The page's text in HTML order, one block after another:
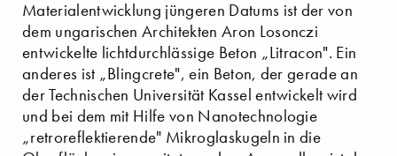
Materialentwicklung jüngeren Datums ist der von
dem ungarischen Architekten Aron Losonczi
entwickelte lichtdurchlässige Beton „Litracon". Ein
anderes ist „Blingcrete", ein Beton, der gerade an
der Technischen Universität Kassel entwickelt wird
und bei dem mit Hilfe von Nanotechnologie
„retroreflektierende" Mikroglaskugeln in die